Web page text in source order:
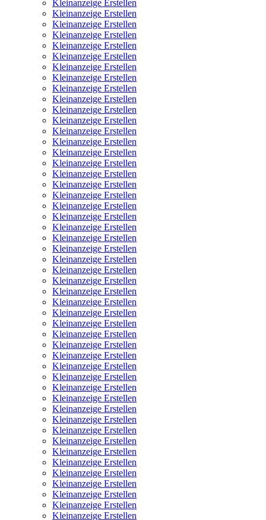
Kleinanzeige Erstellen
Kleinanzeige Erstellen
Kleinanzeige Erstellen
Kleinanzeige Erstellen
Kleinanzeige Erstellen
Kleinanzeige Erstellen
Kleinanzeige Erstellen
Kleinanzeige Erstellen
Kleinanzeige Erstellen
Kleinanzeige Erstellen
Kleinanzeige Erstellen
Kleinanzeige Erstellen
Kleinanzeige Erstellen
Kleinanzeige Erstellen
Kleinanzeige Erstellen
Kleinanzeige Erstellen
Kleinanzeige Erstellen
Kleinanzeige Erstellen
Kleinanzeige Erstellen
Kleinanzeige Erstellen
Kleinanzeige Erstellen
Kleinanzeige Erstellen
Kleinanzeige Erstellen
Kleinanzeige Erstellen
Kleinanzeige Erstellen
Kleinanzeige Erstellen
Kleinanzeige Erstellen
Kleinanzeige Erstellen
Kleinanzeige Erstellen
Kleinanzeige Erstellen
Kleinanzeige Erstellen
Kleinanzeige Erstellen
Kleinanzeige Erstellen
Kleinanzeige Erstellen
Kleinanzeige Erstellen
Kleinanzeige Erstellen
Kleinanzeige Erstellen
Kleinanzeige Erstellen
Kleinanzeige Erstellen
Kleinanzeige Erstellen
Kleinanzeige Erstellen
Kleinanzeige Erstellen
Kleinanzeige Erstellen
Kleinanzeige Erstellen
Kleinanzeige Erstellen
Kleinanzeige Erstellen
Kleinanzeige Erstellen
Kleinanzeige Erstellen
Kleinanzeige Erstellen